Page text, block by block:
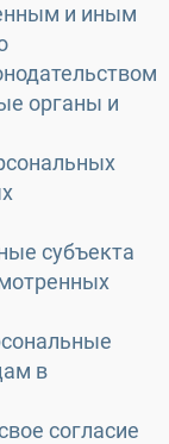
и иным
органы и
субъекта
в
согласие